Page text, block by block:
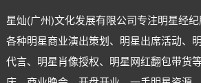
星灿(广州)文化发展有限公司专注明星经纪
各种明星商业演出策划、明星出席活动、
代言、明星肖像授权、明星网红翻包带货